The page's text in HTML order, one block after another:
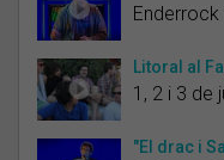
Enderrock
Litoral al
1, 2 i 3 de
"El drac i